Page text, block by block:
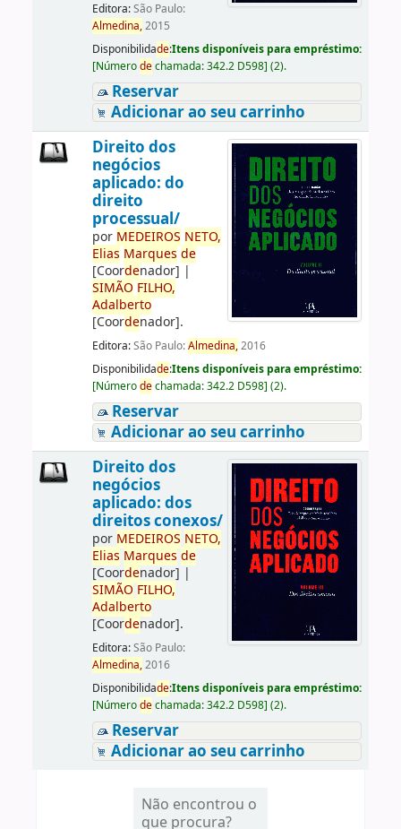
Editora:São Paulo:
Almedina,2015
Disponibilidade:Itens disponíveis para empréstimo:
[Númerodechamada:342.2 D598] (2).
Reservar
Adicionar ao seu carrinho
Direito dos
negócios
aplicado: do
direito
processual/
por MEDEIROS NETO,
Elias Marques de
[Coordenador] |
SIMÃO FILHO,
Adalberto
[Coordenador].
Editora:São Paulo:Almedina,2016
Disponibilidade:Itens disponíveis para empréstimo:
[Númerodechamada:342.2 D598] (2).
Reservar
Adicionar ao seu carrinho
Direito dos
negócios
aplicado: dos
direitos conexos/
por MEDEIROS NETO,
Elias Marques de
[Coordenador] |
SIMÃO FILHO,
Adalberto
[Coordenador].
Editora:São Paulo:
Almedina,2016
Disponibilidade:Itens disponíveis para empréstimo:
[Númerodechamada:342.2 D598] (2).
Reservar
Adicionar ao seu carrinho
Não encontrou o
que procura?